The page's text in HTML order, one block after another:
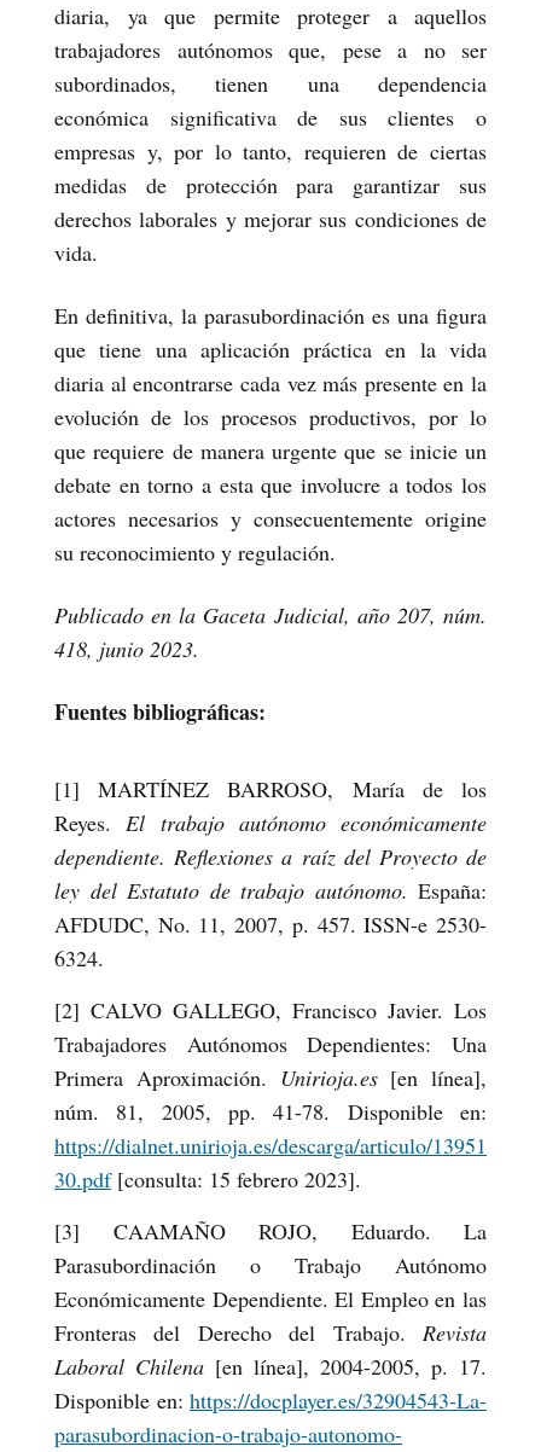
diaria, ya que permite proteger a aquellos
trabajadores autónomos que, pese a no ser
subordinados, tienen una dependencia
económica significativa de sus clientes o
empresas y, por lo tanto, requieren de ciertas
medidas de protección para garantizar sus
derechos laborales y mejorar sus condiciones de
vida.
En definitiva, la parasubordinación es una figura
que tiene una aplicación práctica en la vida
diaria al encontrarse cada vez más presente en la
evolución de los procesos productivos, por lo
que requiere de manera urgente que se inicie un
debate en torno a esta que involucre a todos los
actores necesarios y consecuentemente origine
su reconocimiento y regulación.
Publicado en la Gaceta Judicial, año 207, núm.
418, junio 2023.
Fuentes bibliográficas:
[1] MARTÍNEZ BARROSO, María de los
Reyes.El trabajo autónomo económicamente
dependiente. Reflexiones a raíz del Proyecto de
ley del Estatuto de trabajo autónomo. España:
AFDUDC, No. 11, 2007, p. 457. ISSN-e 2530-
6324.
[2] CALVO GALLEGO, Francisco Javier. Los
Trabajadores Autónomos Dependientes: Una
Primera Aproximación.
Unirioja.es[en línea],
núm. 81, 2005, pp. 41-78. Disponible en:
https://dialnet.unirioja.es/descarga/articulo/13951
30.pdf[consulta: 15 febrero 2023].
[3] CAAMAÑO ROJO, Eduardo. La
Parasubordinación o Trabajo Autónomo
Económicamente Dependiente. El Empleo en las
Fronteras del Derecho del Trabajo. Revista
Laboral Chilena [en línea], 2004-2005, p. 17.
Disponible en: https://docplayer.es/32904543-La-
parasubordinacion-o-trabajo-autonomo-